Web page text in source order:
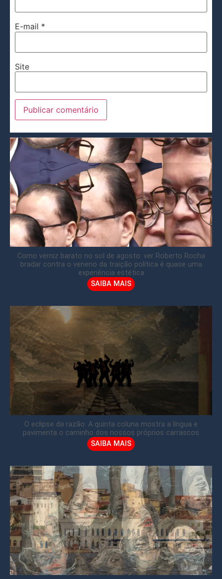
E-mail *
Site
Como verniz barato no sol de agosto: ver Roberto Rocha
bradar contra o veneno da traição política é quase uma
experiência estética
SAIBA MAIS
O eclipse da razão: A quinta coluna mostra a língua e
pavimenta o caminho dos nossos próprios carrascos
SAIBA MAIS